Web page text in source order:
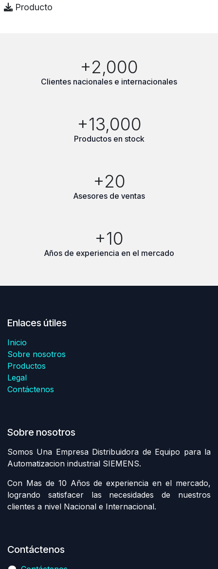
Producto
+2,000
Clientes nacionales e internacionales
+13,000
Productos en stock
+20
Asesores de ventas
+10
Años de experiencia en el mercado
Enlaces útiles
Inicio
Sobre nosotros
Productos
Legal
Contáctenos
Sobre nosotros
Somos Una Empresa Distribuidora de Equipo para la
Automatizacion industrial SIEMENS.
Con Mas de 10 Años de experiencia en el mercado,
logrando satisfacer las necesidades de nuestros
clientes a nivel Nacional e Internacional.
Contáctenos